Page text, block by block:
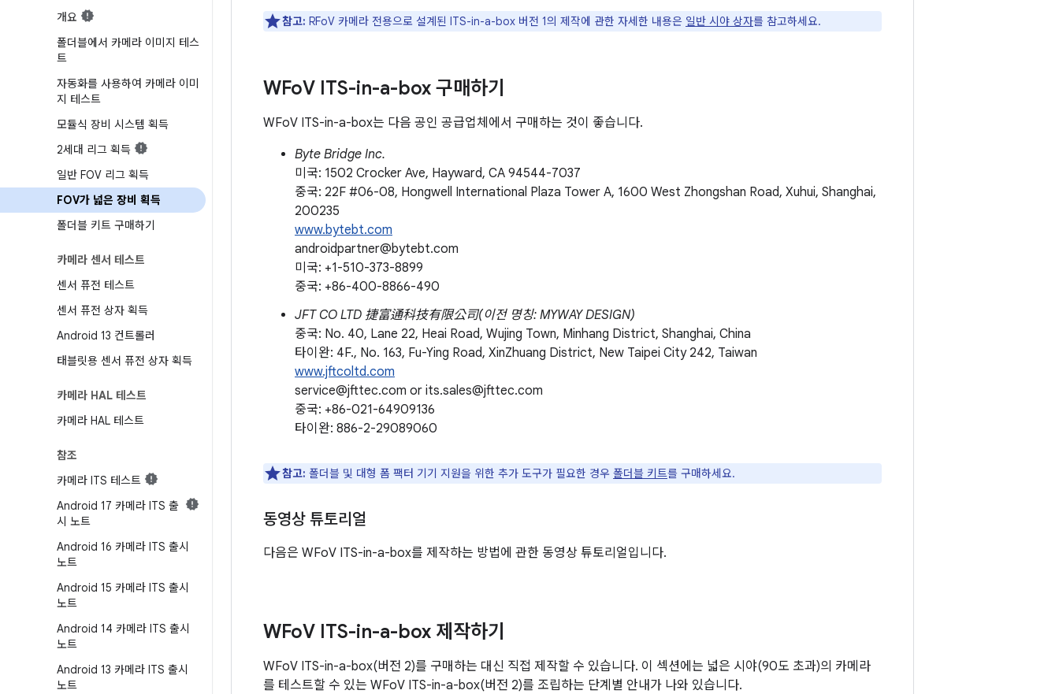
개요
폴더블에서 카메라 이미지 테스
트
자동화를 사용하여 카메라 이미
지 테스트
모듈식 장비 시스템 획득
2세대 리그 획득
일반 FOV 리그 획득
FOV가 넓은 장비 획득
폴더블 키트 구매하기
카메라 센서 테스트
센서 퓨전 테스트
센서 퓨전 상자 획득
Android 13 컨트롤러
태블릿용 센서 퓨전 상자 획득
카메라 HAL 테스트
카메라 HAL 테스트
참조
카메라 ITS 테스트
Android 17 카메라 ITS 출
시 노트
Android 16 카메라 ITS 출시
노트
Android 15 카메라 ITS 출시
노트
Android 14 카메라 ITS 출시
노트
Android 13 카메라 ITS 출시
노트
참고: RFoV 카메라 전용으로 설계된 ITS-in-a-box 버전 1의 제작에 관한 자세한 내용은 일반 시야 상자를 참고하세요.
WFoV ITS-in-a-box 구매하기
WFoV ITS-in-a-box는 다음 공인 공급업체에서 구매하는 것이 좋습니다.
Byte Bridge Inc.
미국: 1502 Crocker Ave, Hayward, CA 94544-7037
중국: 22F #06-08, Hongwell International Plaza Tower A, 1600 West Zhongshan Road, Xuhui, Shanghai,
200235
www.bytebt.com
androidpartner@bytebt.com
미국: +1-510-373-8899
중국: +86-400-8866-490
JFT CO LTD 捷富通科技有限公司(이전 명칭: MYWAY DESIGN)
중국: No. 40, Lane 22, Heai Road, Wujing Town, Minhang District, Shanghai, China
타이완: 4F., No. 163, Fu-Ying Road, XinZhuang District, New Taipei City 242, Taiwan
www.jftcoltd.com
service@jfttec.com or its.sales@jfttec.com
중국: +86-021-64909136
타이완: 886-2-29089060
참고: 폴더블 및 대형 폼 팩터 기기 지원을 위한 추가 도구가 필요한 경우 폴더블 키트를 구매하세요.
동영상 튜토리얼
다음은 WFoV ITS-in-a-box를 제작하는 방법에 관한 동영상 튜토리얼입니다.
WFoV ITS-in-a-box 제작하기
WFoV ITS-in-a-box(버전 2)를 구매하는 대신 직접 제작할 수 있습니다. 이 섹션에는 넓은 시야(90도 초과)의 카메라
를 테스트할 수 있는 WFoV ITS-in-a-box(버전 2)를 조립하는 단계별 안내가 나와 있습니다.